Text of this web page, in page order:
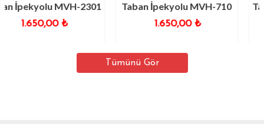
MVH-2301
₺
Taban İpekyolu MVH-710
₺
Taban
Tümünü Gör